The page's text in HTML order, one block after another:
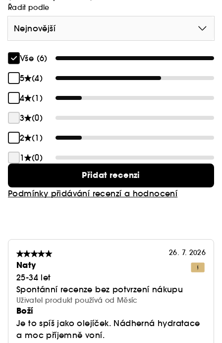
Řadit podle
Nejnovější
Vše (6)
5
(4)
4
(1)
3
(0)
2
(1)
1
(0)
Přidat recenzi
Podmínky přidávání recenzí a hodnocení
26. 7. 2026
Naty
25-34 let
Spontánní recenze bez potvrzení nákupu
Uživatel produkt používá od Měsíc
Boží
Je to spíš jako olejíček. Nádherná hydratace
a moc příjemně voní.